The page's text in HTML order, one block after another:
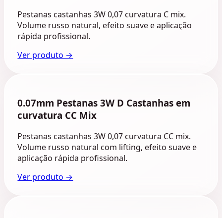
Pestanas castanhas 3W 0,07 curvatura C mix.
Volume russo natural, efeito suave e aplicação
rápida profissional.
Ver produto →
0.07mm Pestanas 3W D Castanhas em
curvatura CC Mix
Pestanas castanhas 3W 0,07 curvatura CC mix.
Volume russo natural com lifting, efeito suave e
aplicação rápida profissional.
Ver produto →